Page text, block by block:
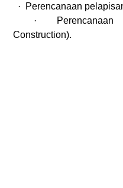
·
Perencanaan
·
Construction).